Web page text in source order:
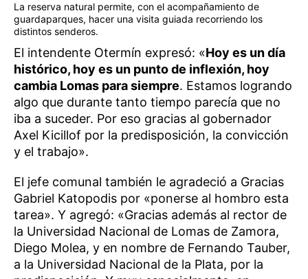
La reserva natural permite, con el acompañamiento de
guardaparques, hacer una visita guiada recorriendo los
distintos senderos.
El intendente Otermín expresó: «Hoy es un día
histórico, hoy es un punto de inflexión, hoy
cambia Lomas para siempre. Estamos logrando
algo que durante tanto tiempo parecía que no
iba a suceder. Por eso gracias al gobernador
Axel Kicillof por la predisposición, la convicción
y el trabajo».
El jefe comunal también le agradeció a Gracias
Gabriel Katopodis por «ponerse al hombro esta
tarea». Y agregó: «Gracias además al rector de
la Universidad Nacional de Lomas de Zamora,
Diego Molea, y en nombre de Fernando Tauber,
a la Universidad Nacional de la Plata, por la